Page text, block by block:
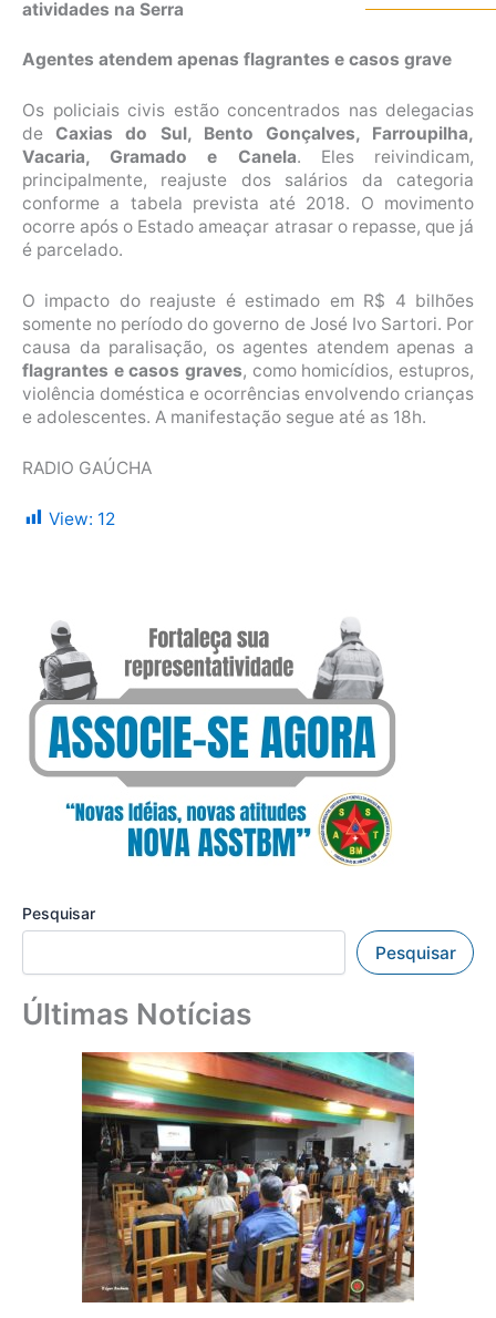
atividades na Serra
Agentes atendem apenas flagrantes e casos grave
Os policiais civis estão concentrados nas delegacias
de Caxias do Sul, Bento Gonçalves, Farroupilha,
Vacaria, Gramado e Canela. Eles reivindicam,
principalmente, reajuste dos salários da categoria
conforme a tabela prevista até 2018. O movimento
ocorre após o Estado ameaçar atrasar o repasse, que já
é parcelado.
O impacto do reajuste é estimado em R$ 4 bilhões
somente no período do governo de José Ivo Sartori. Por
causa da paralisação, os agentes atendem apenas a
flagrantes e casos graves, como homicídios, estupros,
violência doméstica e ocorrências envolvendo crianças
e adolescentes. A manifestação segue até as 18h.
RADIO GAÚCHA
View: 12
Pesquisar
Pesquisar
Últimas Notícias